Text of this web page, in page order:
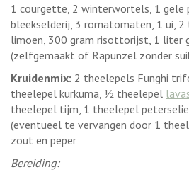
1 courgette, 2 winterwortels, 1 gele
bleekselderij, 3 romatomaten, 1 ui, 2
limoen, 300 gram risottorijst, 1 liter
(zelfgemaakt of Rapunzel zonder
Kruidenmix: 2 theelepels Funghi
theelepel kurkuma, ½ theelepel
theelepel tijm, 1 theelepel
(eventueel te vervangen door 1
zout en peper
Bereiding: